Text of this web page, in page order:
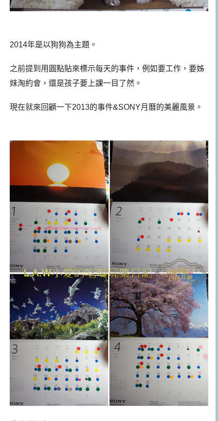
2014年是以狗狗為主題。
之前提到用圓點貼來標示每天的事件，例如要工作，要姊
妹淘約會，還是孩子要上課一目了然。
現在就來回顧一下2013的事件&SONY月曆的美麗風景。